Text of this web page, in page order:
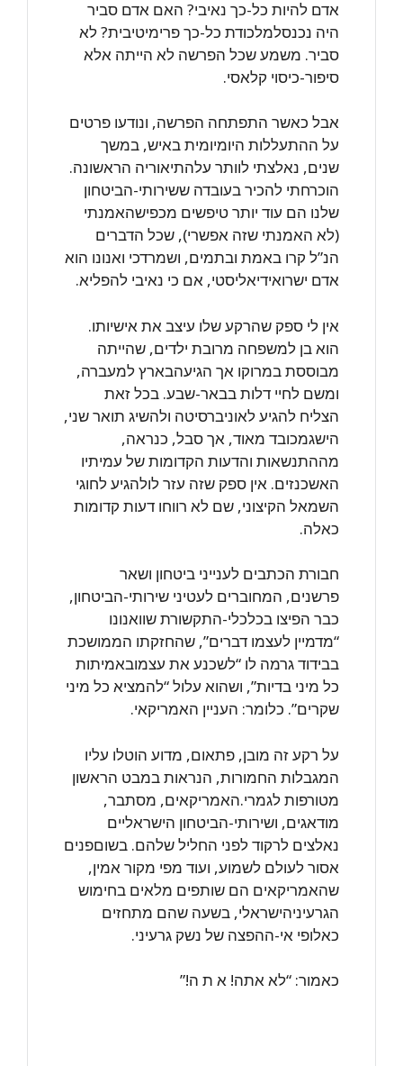
אדם ‏להיות כל-כך נאיבי? האם אדם סביר
היה נכנסלמלכודת כל-כך פרימיטיבית? לא
סביר. ‏משמע שכל הפרשה לא הייתה אלא
סיפור-כיסוי קלאסי.
אבל כאשר התפתחה הפרשה, ונודעו פרטים
על ההתעללות היומיומית באיש, במשך
‏שנים, נאלצתי לוותר עלהתיאוריה הראשונה.
הוכרחתי להכיר בעובדה ששירותי-הביטחון
‏שלנו הם עוד יותר טיפשים מכפישהאמנתי
(לא האמנתי שזה אפשרי), שכל הדברים
הנ”ל ‏קרו באמת ובתמים, ושמרדכי ואנונו הוא
אדם ישרואידיאליסטי, אם כי נאיבי להפליא.‏
אין לי ספק שהרקע שלו עיצב את אישיותו.
הוא בן למשפחה מרובת ילדים, שהייתה
‏מבוססת במרוקו אך הגיעהבארץ למעברה,
ומשם לחיי דלות בבאר-שבע. בכל זאת
הצליח ‏להגיע לאוניברסיטה ולהשיג תואר שני,
הישגמכובד מאוד, אך סבל, כנראה,
מההתנשאות ‏והדעות הקדומות של עמיתיו
האשכנזים. אין ספק שזה עזר לולהגיע לחוגי
השמאל הקיצוני, ‏שם לא רווחו דעות קדומות
כאלה.
חבורת הכתבים לענייני ביטחון ושאר
פרשנים, המחוברים לעטיני שירותי-הביטחון,
כבר ‏הפיצו בכלכלי-התקשורת שוואנונו
“מדמיין לעצמו דברים”, שהחזקתו הממושכת
בבידוד ‏גרמה לו “לשכנע את עצמובאמיתות
כל מיני בדיות”, ושהוא עלול “להמציא כל מיני
שקרים”. ‏כלומר: העניין האמריקאי.‏
על רקע זה מובן, פתאום, מדוע הוטלו עליו
המגבלות החמורות, הנראות במבט הראשון
‏מטורפות לגמרי.האמריקאים, מסתבר,
מודאגים, ושירותי-הביטחון הישראליים
נאלצים ‏לרקוד לפני החליל שלהם. בשוםפנים
אסור לעולם לשמוע, ועוד מפי מקור אמין,
‏שהאמריקאים הם שותפים מלאים בחימוש
הגרעיניהישראלי, בשעה שהם מתחזים
כאלופי ‏אי-ההפצה של נשק גרעיני.‏
כאמור: “לא אתה! א ת ה!”‏